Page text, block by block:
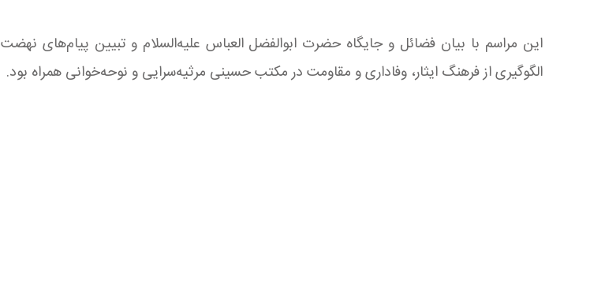
این مراسم با بیان فضائل و جایگاه حضرت ابوالفضل العباس علیه‌السلام و تبیین پیام‌های نهضت
الگوگیری از فرهنگ ایثار، وفاداری و مقاومت در مکتب حسینی مرثیه‌سرایی و نوحه‌خوانی همراه بود.